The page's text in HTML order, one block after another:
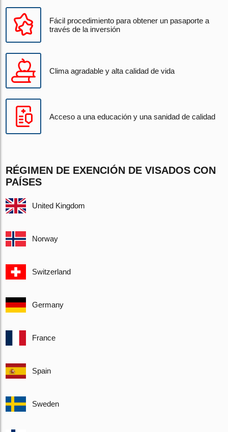
Fácil procedimiento para obtener un pasaporte a
través de la inversión
Clima agradable y alta calidad de vida
Acceso a una educación y una sanidad de calidad
RÉGIMEN DE EXENCIÓN DE VISADOS CON
PAÍSES
United Kingdom
Norway
Switzerland
Germany
France
Spain
Sweden